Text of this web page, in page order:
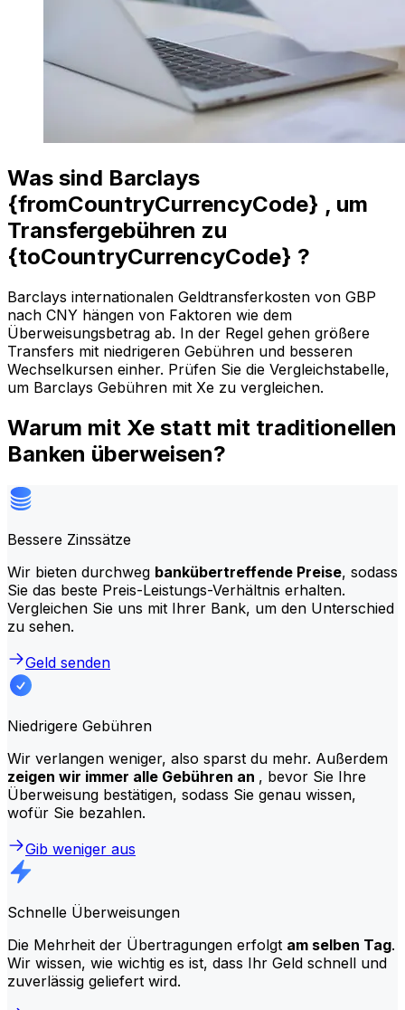
Was sind Barclays
{fromCountryCurrencyCode} , um
Transfergebühren zu
{toCountryCurrencyCode} ?
Barclays internationalen Geldtransferkosten von GBP
nach CNY hängen von Faktoren wie dem
Überweisungsbetrag ab. In der Regel gehen größere
Transfers mit niedrigeren Gebühren und besseren
Wechselkursen einher. Prüfen Sie die Vergleichstabelle,
um Barclays Gebühren mit Xe zu vergleichen.
Warum mit Xe statt mit traditionellen
Banken überweisen?
Bessere Zinssätze
Wir bieten durchweg bankübertreffende Preise, sodass
Sie das beste Preis-Leistungs-Verhältnis erhalten.
Vergleichen Sie uns mit Ihrer Bank, um den Unterschied
zu sehen.
Geld senden
Niedrigere Gebühren
Wir verlangen weniger, also sparst du mehr. Außerdem
zeigen wir immer alle Gebühren an , bevor Sie Ihre
Überweisung bestätigen, sodass Sie genau wissen,
wofür Sie bezahlen.
Gib weniger aus
Schnelle Überweisungen
Die Mehrheit der Übertragungen erfolgt am selben Tag.
Wir wissen, wie wichtig es ist, dass Ihr Geld schnell und
zuverlässig geliefert wird.